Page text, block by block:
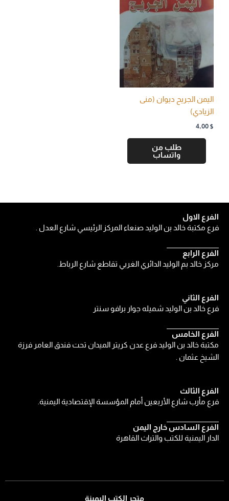
اليمن الجريح ديوان (منى
الزيادي)
4,00 $
طلب من
واتساب
الفرع الثالث
فرع مأرب شارع الأربعين أمام المؤسسة الإقتصادية اليمنية.
الفرع السادس خارج اليمن
الدار اليمنية للكتب والتراث القاهرة
الفرع الثاني
فرع خالد بن الوليد شميله جوار برافو سنتر
الفرع الخامس
مكتبة خالد بن الوليد فرع عدن كريتر الميدان تحت فندق العامر فرزة
الشيخ عثمان .
الفرع الاول
فرع مكتبة خالد بن الوليد صنعاء المركز الرئيسي شارع العدل .
الفرع الرابع
مركز خالد بم الوليد الدائري الغربي تقاطع شارع الرباط.
متجر الكتب اليمينة